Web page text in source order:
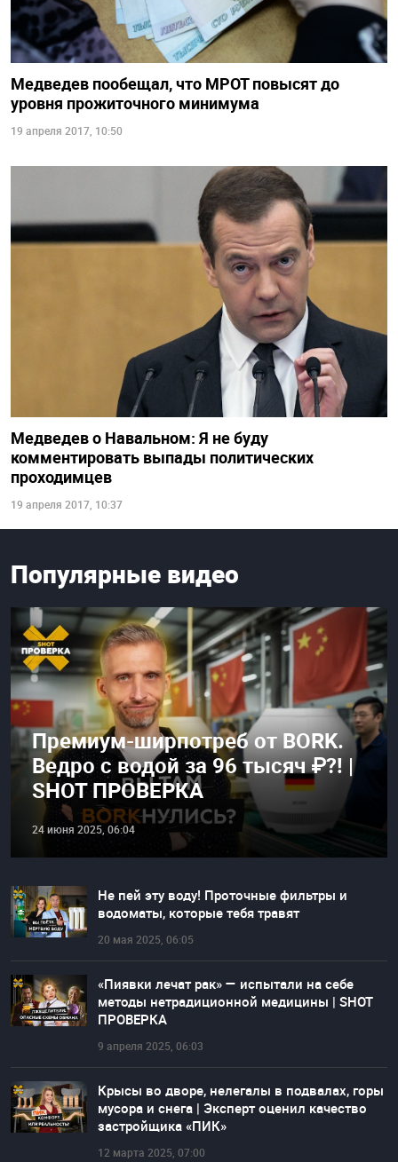
Медведев пообещал, что МРОТ повысят до
уровня прожиточного минимума
19 апреля 2017, 10:50
Медведев о Навальном: Я не буду
комментировать выпады политических
проходимцев
19 апреля 2017, 10:37
Популярные видео
Премиум-ширпотреб от BORK.
Ведро с водой за 96 тысяч ₽?! |
SHOT ПРОВЕРКА
24 июня 2025, 06:04
Не пей эту воду! Проточные фильтры и
водоматы, которые тебя травят
20 мая 2025, 06:05
«Пиявки лечат рак» — испытали на себе
методы нетрадиционной медицины | SHOT
ПРОВЕРКА
9 апреля 2025, 06:03
Крысы во дворе, нелегалы в подвалах, горы
мусора и снега | Эксперт оценил качество
застройщика «ПИК»
12 марта 2025, 07:00